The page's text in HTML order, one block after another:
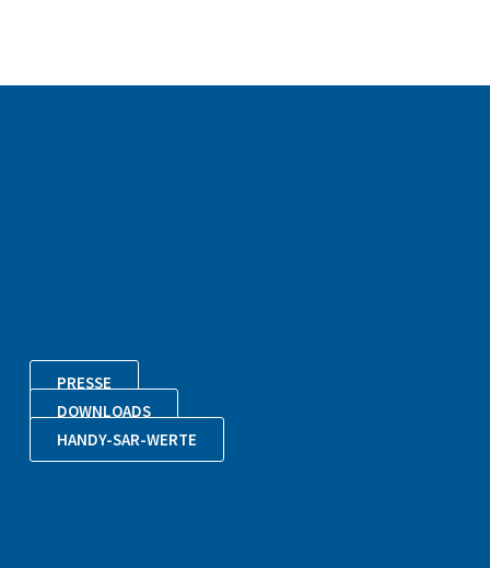
PRESSE
DOWNLOADS
HANDY-SAR-WERTE